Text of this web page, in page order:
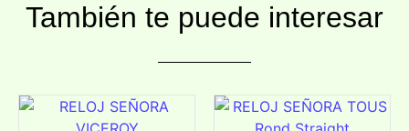
También te puede interesar